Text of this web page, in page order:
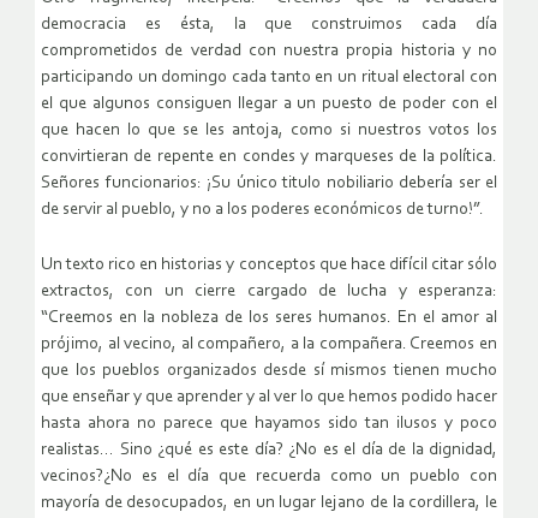
democracia es ésta, la que construimos cada día
comprometidos de verdad con nuestra propia historia y no
participando un domingo cada tanto en un ritual electoral con
el que algunos consiguen llegar a un puesto de poder con el
que hacen lo que se les antoja, como si nuestros votos los
convirtieran de repente en condes y marqueses de la política.
Señores funcionarios: ¡Su único titulo nobiliario debería ser el
de servir al pueblo, y no a los poderes económicos de turno!”.
Un texto rico en historias y conceptos que hace difícil citar sólo
extractos, con un cierre cargado de lucha y esperanza:
“Creemos en la nobleza de los seres humanos. En el amor al
prójimo, al vecino, al compañero, a la compañera. Creemos en
que los pueblos organizados desde sí mismos tienen mucho
que enseñar y que aprender y al ver lo que hemos podido hacer
hasta ahora no parece que hayamos sido tan ilusos y poco
realistas… Sino ¿qué es este día? ¿No es el día de la dignidad,
vecinos?¿No es el día que recuerda como un pueblo con
mayoría de desocupados, en un lugar lejano de la cordillera, le